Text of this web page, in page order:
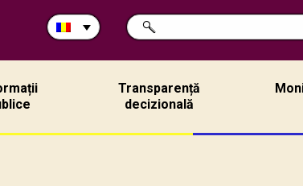
Caută
în
CAUTĂ
Transparență
decizională